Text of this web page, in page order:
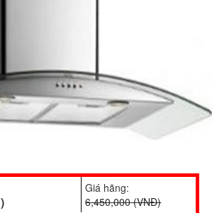
Giá hãng:
6,450,000 (VNĐ)